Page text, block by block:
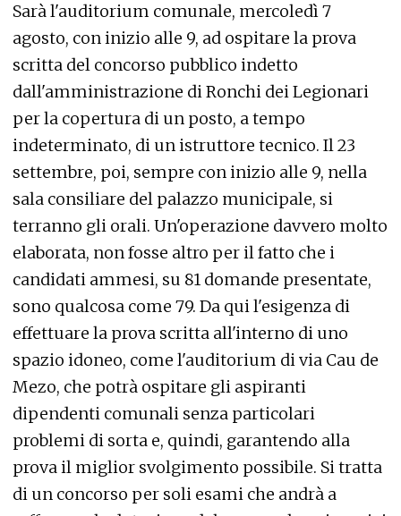
Sarà l'auditorium comunale, mercoledì 7
agosto, con inizio alle 9, ad ospitare la prova
scritta del concorso pubblico indetto
dall'amministrazione di Ronchi dei Legionari
per la copertura di un posto, a tempo
indeterminato, di un istruttore tecnico. Il 23
settembre, poi, sempre con inizio alle 9, nella
sala consiliare del palazzo municipale, si
terranno gli orali. Un'operazione davvero molto
elaborata, non fosse altro per il fatto che i
candidati ammesi, su 81 domande presentate,
sono qualcosa come 79. Da qui l'esigenza di
effettuare la prova scritta all'interno di uno
spazio idoneo, come l'auditorium di via Cau de
Mezo, che potrà ospitare gli aspiranti
dipendenti comunali senza particolari
problemi di sorta e, quindi, garantendo alla
prova il miglior svolgimento possibile. Si tratta
di un concorso per soli esami che andrà a